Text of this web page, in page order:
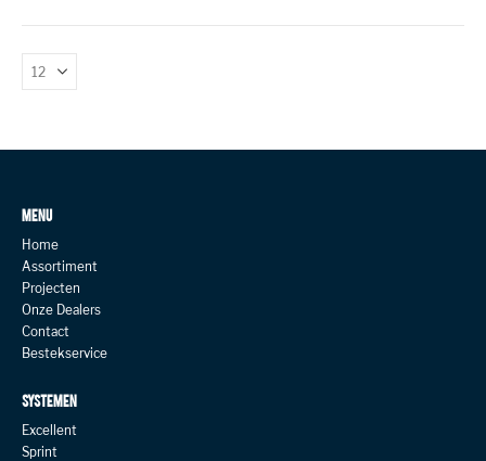
MENU
Home
Assortiment
Projecten
Onze Dealers
Contact
Bestekservice
SYSTEMEN
Excellent
Sprint